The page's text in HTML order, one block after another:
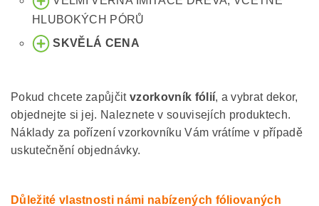
HLUBOKÝCH PÓRŮ
SKVĚLÁ CENA
Pokud chcete zapůjčitvzorkovník fólií, a vybrat dekor,
objednejte si jej. Naleznete v souvisejích produktech.
Náklady za pořízení vzorkovníku Vám vrátíme v případě
uskutečnění objednávky.
Důležité vlastnosti námi nabízených fóliovaných